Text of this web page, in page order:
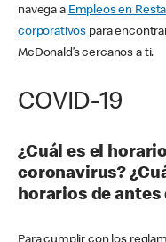
navega a Empleos en
corporativos para
McDonald’s cercanos a ti.
COVID-19
¿Cuál es el
coronavirus?
horarios de antes